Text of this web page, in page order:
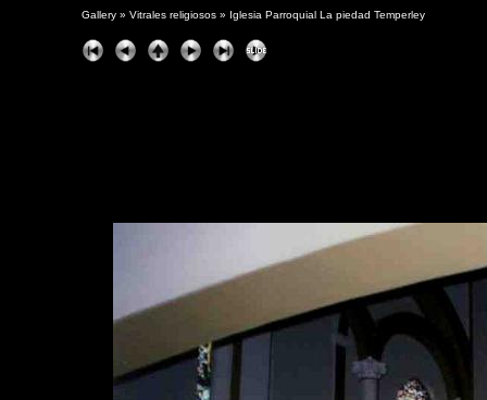
Gallery » Vitrales religiosos » Iglesia Parroquial La piedad Temperley